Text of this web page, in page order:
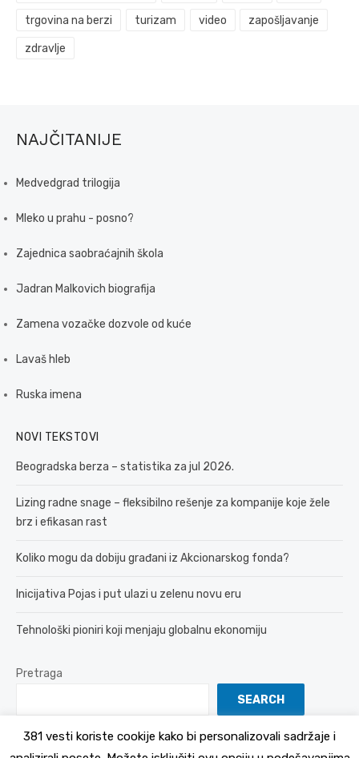
trgovina na berzi turizam video zapošljavanje
zdravlje
NAJČITANIJE
Medvedgrad trilogija
Mleko u prahu - posno?
Zajednica saobraćajnih škola
Jadran Malkovich biografija
Zamena vozačke dozvole od kuće
Lavaš hleb
Ruska imena
NOVI TEKSTOVI
Beogradska berza – statistika za jul 2026.
Lizing radne snage – fleksibilno rešenje za kompanije koje žele
brz i efikasan rast
Koliko mogu da dobiju građani iz Akcionarskog fonda?
Inicijativa Pojas i put ulazi u zelenu novu eru
Tehnološki pioniri koji menjaju globalnu ekonomiju
Pretraga
SEARCH
381 vesti koriste cookije kako bi personalizovali sadržaje i